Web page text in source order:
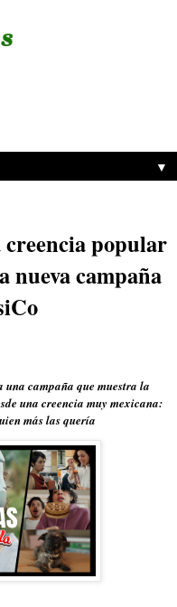
▼
creencia popular
nueva campaña
campaña que muestra la
una creencia muy mexicana:
más las quería